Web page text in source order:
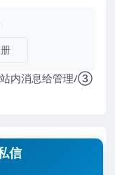
内消息给管理/③
信